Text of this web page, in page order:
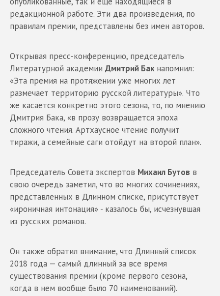
редакционной работе. Эти два произведения, по
правилам премии, представлены без имен авторов.
Открывая пресс-конференцию, председатель
Литературной академии Дмитрий Бакнапомнил:
«Эта премия на протяжении уже многих лет
размечает территорию русской литературы». Что
же касается конкретно этого сезона, то, по мнению
Дмитрия Бака, «в прозу возвращается эпоха
сложного чтения. Артхаусное чтение получит
тиражи, а семейные саги отойдут на второй план».
Председатель Совета экспертов Михаил Бутов в
свою очередь заметил, что во многих сочинениях,
представленных в Длинном списке, присутствует
«ироничная интонация» - казалось бы, исчезнувшая
из русских романов.
Он также обратил внимание, что Длинный список
2018 года — самый длинный за все время
существования премии (кроме первого сезона,
когда в нем вообще было 70 наименований).